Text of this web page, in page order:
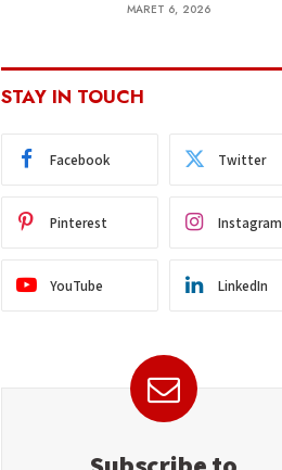
MARET 6, 2026
STAY IN TOUCH
Facebook Twitter
Pinterest Instagram
YouTube LinkedIn